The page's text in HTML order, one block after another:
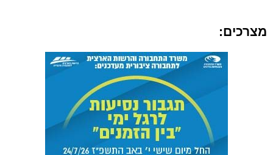
מצרכים: